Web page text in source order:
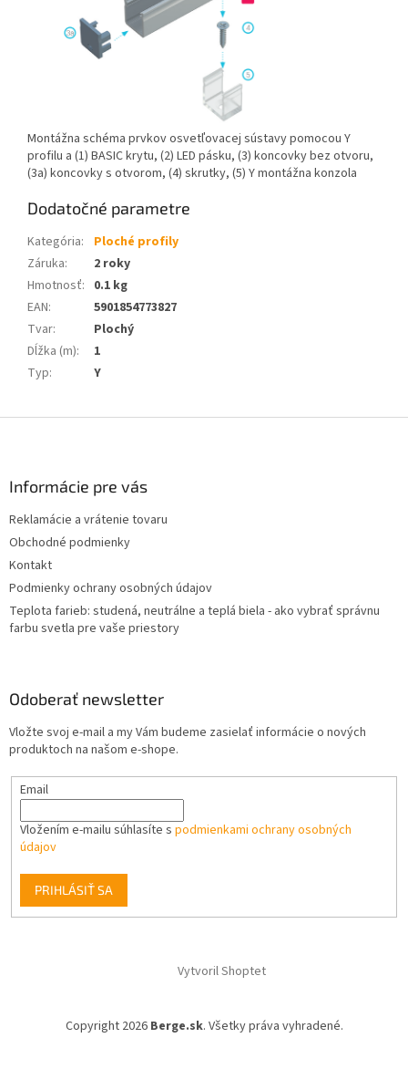
Montážna schéma prvkov osvetľovacej sústavy pomocou Y
profilu a (1) BASIC krytu, (2) LED pásku, (3) koncovky bez otvoru,
(3a) koncovky s otvorom, (4) skrutky, (5) Y montážna konzola
Dodatočné parametre
Kategória:
Ploché profily
Záruka:
2 roky
Hmotnosť: 0.1 kg
EAN:
5901854773827
Tvar:
Plochý
Dĺžka (m):
1
Typ: Y
Informácie pre vás
Reklamácie a vrátenie tovaru
Obchodné podmienky
Kontakt
Podmienky ochrany osobných údajov
Teplota farieb: studená, neutrálne a teplá biela - ako vybrať správnu
farbu svetla pre vaše priestory
Odoberať newsletter
Vložte svoj e-mail a my Vám budeme zasielať informácie o nových
produktoch na našom e-shope.
Email
Vložením e-mailu súhlasíte s podmienkami ochrany osobných
údajov
PRIHLÁSIŤ SA
Vytvoril Shoptet
Copyright 2026 Berge.sk. Všetky práva vyhradené.